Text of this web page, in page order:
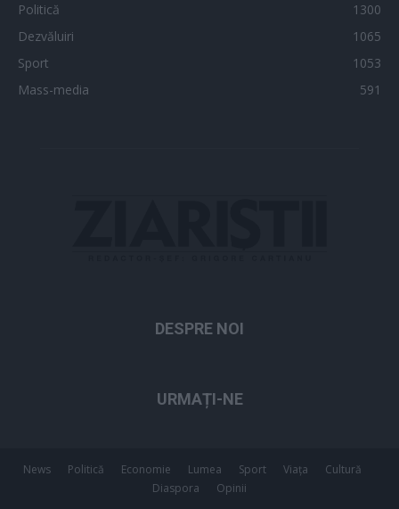
Politică
1300
Dezvăluiri
1065
Sport
1053
Mass-media
591
DESPRE NOI
URMAȚI-NE
News Politică Economie Lumea Sport Viața
Cultură
Diaspora
Opinii